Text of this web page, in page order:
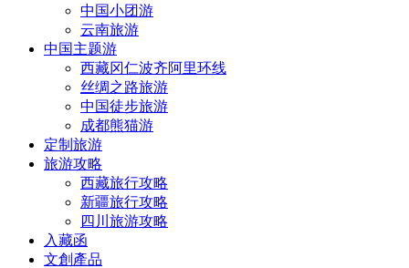
中国小团游
云南旅游
中国主题游
西藏冈仁波齐阿里环线
丝绸之路旅游
中国徒步旅游
成都熊猫游
定制旅游
旅游攻略
西藏旅行攻略
新疆旅行攻略
四川旅游攻略
入藏函
文創產品